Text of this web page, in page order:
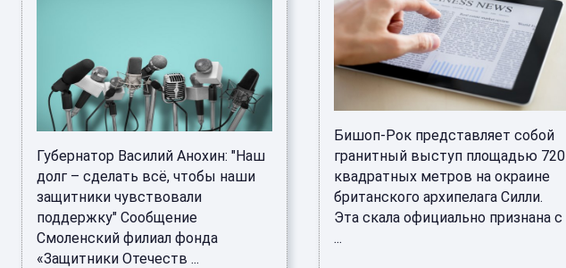
Губернатор Василий Анохин: "Наш
долг – сделать всё, чтобы наши
защитники чувствовали
поддержку" Сообщение
Смоленский филиал фонда
«Защитники Отечеств ...
Бишоп-Рок представляет собой
гранитный выступ площадью 720
квадратных метров на окраине
британского архипелага Силли.
Эта скала официально признана с
...